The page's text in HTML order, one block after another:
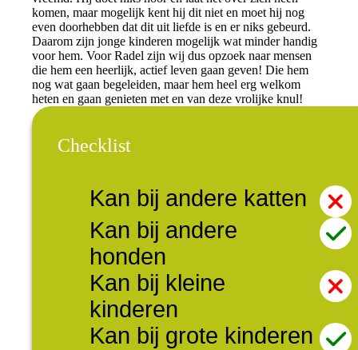
komen, maar mogelijk kent hij dit niet en moet hij nog
even doorhebben dat dit uit liefde is en er niks gebeurd.
Daarom zijn jonge kinderen mogelijk wat minder handig
voor hem. Voor Radel zijn wij dus opzoek naar mensen
die hem een heerlijk, actief leven gaan geven! Die hem
nog wat gaan begeleiden, maar hem heel erg welkom
heten en gaan genieten met en van deze vrolijke knul!
Checklist
Kan bij andere katten
Kan bij andere
honden
Kan bij kleine
kinderen
Kan bij grote kinderen